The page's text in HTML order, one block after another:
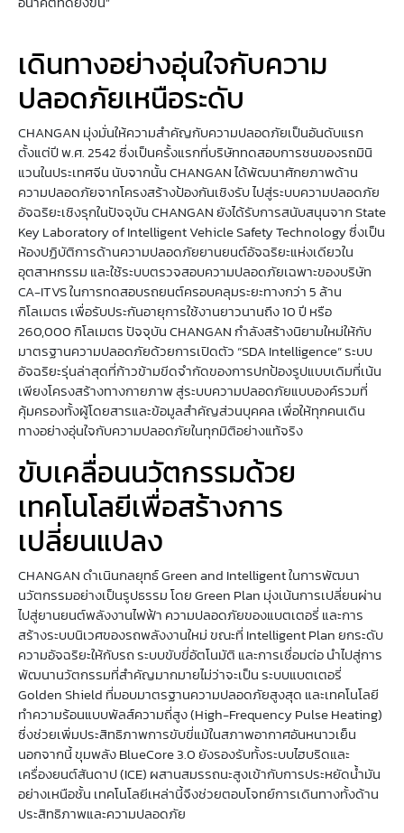
เดินทางอย่างอุ่นใจกับความ
ปลอดภัยเหนือระดับ
CHANGAN มุ่งมั่นให้ความสำคัญกับความปลอดภัยเป็นอันดับแรก
ตั้งแต่ปี พ.ศ. 2542 ซึ่งเป็นครั้งแรกที่บริษัททดสอบการชนของรถมินิ
แวนในประเทศจีน นับจากนั้น CHANGAN ได้พัฒนาศักยภาพด้าน
ความปลอดภัยจากโครงสร้างป้องกันเชิงรับ ไปสู่ระบบความปลอดภัย
อัจฉริยะเชิงรุกในปัจจุบัน CHANGAN ยังได้รับการสนับสนุนจาก State
Key Laboratory of Intelligent Vehicle Safety Technology ซึ่งเป็น
ห้องปฏิบัติการด้านความปลอดภัยยานยนต์อัจฉริยะแห่งเดียวใน
อุตสาหกรรม และใช้ระบบตรวจสอบความปลอดภัยเฉพาะของบริษัท
CA-ITVS ในการทดสอบรถยนต์ครอบคลุมระยะทางกว่า 5 ล้าน
กิโลเมตร เพื่อรับประกันอายุการใช้งานยาวนานถึง 10 ปี หรือ
260,000 กิโลเมตร ปัจจุบัน CHANGAN กำลังสร้างนิยามใหม่ให้กับ
มาตรฐานความปลอดภัยด้วยการเปิดตัว “SDA Intelligence” ระบบ
อัจฉริยะรุ่นล่าสุดที่ก้าวข้ามขีดจำกัดของการปกป้องรูปแบบเดิมที่เน้น
เพียงโครงสร้างทางกายภาพ สู่ระบบความปลอดภัยแบบองค์รวมที่
คุ้มครองทั้งผู้โดยสารและข้อมูลสำคัญส่วนบุคคล เพื่อให้ทุกคนเดิน
ทางอย่างอุ่นใจกับความปลอดภัยในทุกมิติอย่างแท้จริง
ขับเคลื่อนนวัตกรรมด้วย
เทคโนโลยีเพื่อสร้างการ
เปลี่ยนแปลง
CHANGAN ดำเนินกลยุทธ์ Green and Intelligent ในการพัฒนา
นวัตกรรมอย่างเป็นรูปธรรม โดย Green Plan มุ่งเน้นการเปลี่ยนผ่าน
ไปสู่ยานยนต์พลังงานไฟฟ้า ความปลอดภัยของแบตเตอรี่ และการ
สร้างระบบนิเวศของรถพลังงานใหม่ ขณะที่ Intelligent Plan ยกระดับ
ความอัจฉริยะให้กับรถ ระบบขับขี่อัตโนมัติ และการเชื่อมต่อ นำไปสู่การ
พัฒนานวัตกรรมที่สำคัญมากมายไม่ว่าจะเป็น ระบบแบตเตอรี่
Golden Shield ที่มอบมาตรฐานความปลอดภัยสูงสุด และเทคโนโลยี
ทำความร้อนแบบพัลส์ความถี่สูง (High-Frequency Pulse Heating)
ซึ่งช่วยเพิ่มประสิทธิภาพการขับขี่แม้ในสภาพอากาศอันหนาวเย็น
นอกจากนี้ ขุมพลัง BlueCore 3.0 ยังรองรับทั้งระบบไฮบริดและ
เครื่องยนต์สันดาป (ICE) ผสานสมรรถนะสูงเข้ากับการประหยัดน้ำมัน
อย่างเหนือชั้น เทคโนโลยีเหล่านี้จึงช่วยตอบโจทย์การเดินทางทั้งด้าน
ประสิทธิภาพและความปลอดภัย